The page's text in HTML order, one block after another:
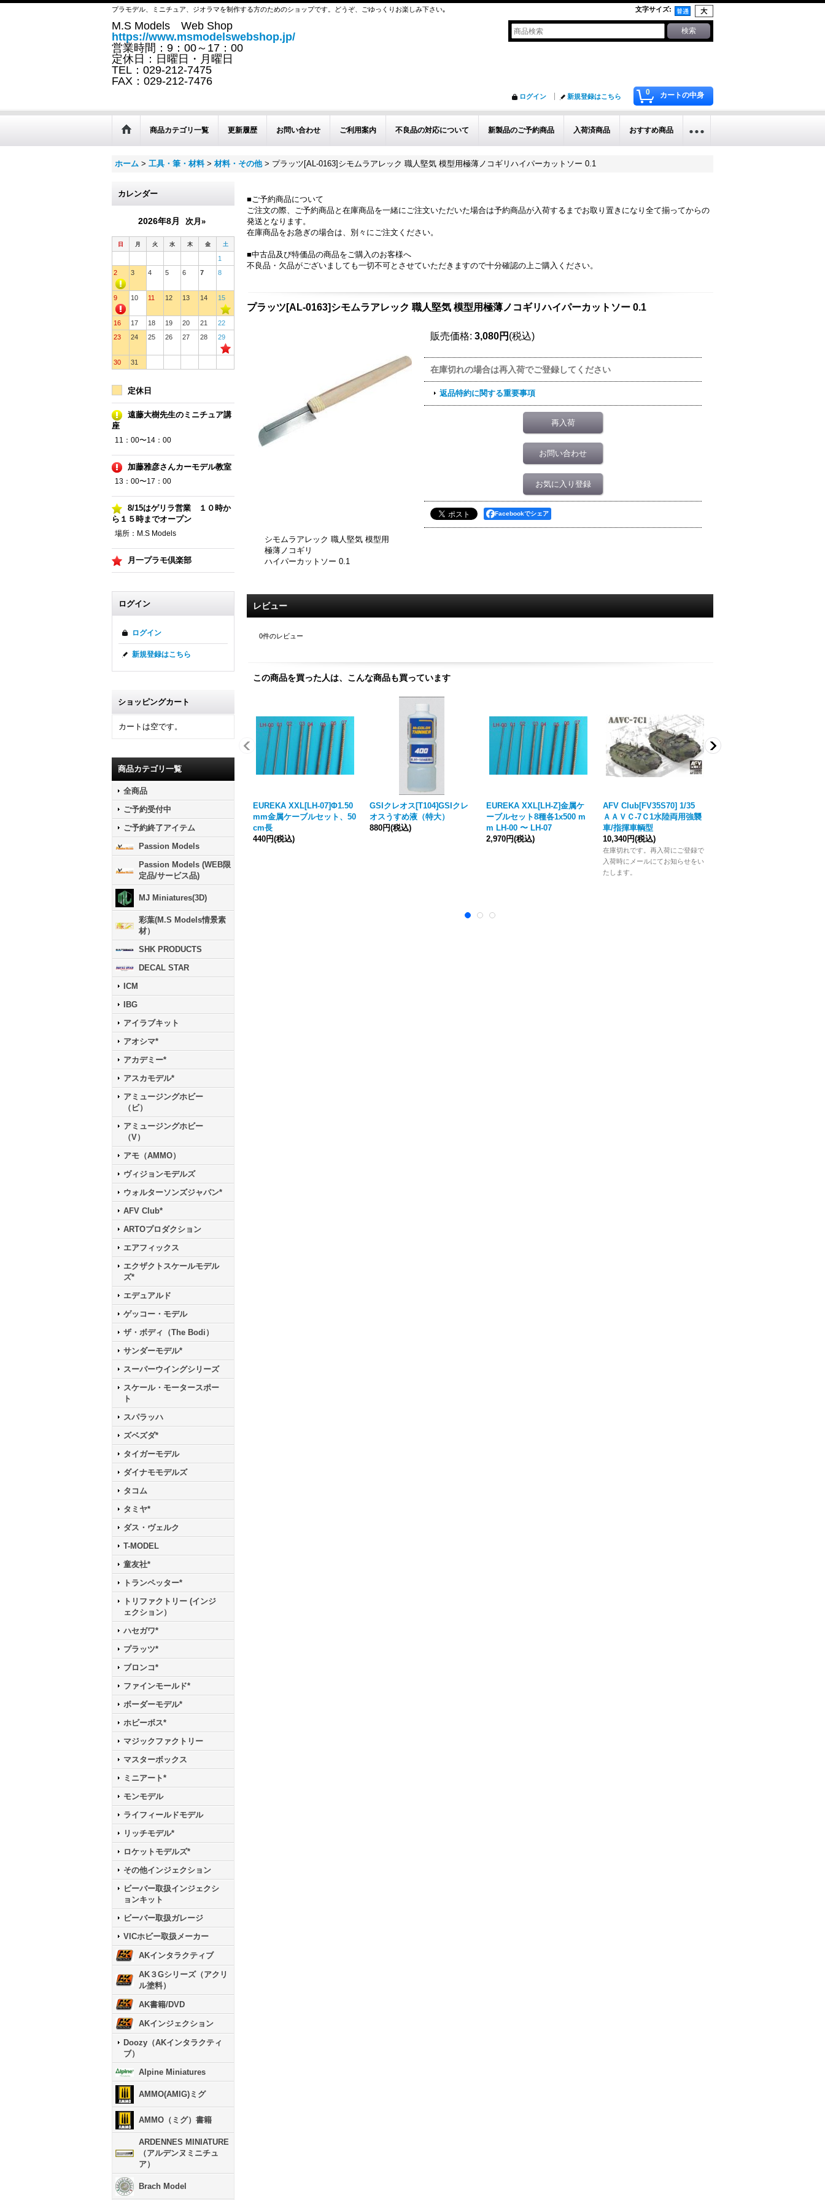
プラモデル、ミニチュア、ジオラマを制作する方のためのショップです。どうぞ、ごゆっくりお楽しみ下さい｡ 文字サイズ:
M.S Models Web Shop
https://www.msmodelswebshop.jp/
営業時間：9：00～17：00
定休日：日曜日・月曜日
TEL：029-212-7475
FAX：029-212-7476
0 カートの中身
ログイン 新規登録はこちら
商品カテゴリ一覧 更新履歴 お問い合わせ ご利用案内 不良品の対応について 新製品のご予約商品 入荷済商品 おすすめ商品
ホーム > 工具・筆・材料 > 材料・その他 > プラッツ[AL-0163]シモムラアレック 職人堅気 模型用極薄ノコギリハイパーカットソー 0.1
カレンダー
2026年8月 次月»
日 月 火 水 木 金 土
1
2
3 4 5 6 7 8
9 10 11 12 13 14 15
16 17 18 19 20 21
22
23
24 25 26 27 28 29
30 31
定休日
遠藤大樹先生のミニチュア講
座
11：00〜14：00
加藤雅彦さんカーモデル教室
13：00〜17：00
8/15はゲリラ営業 １０時か
ら１５時までオープン
場所：M.S Models
月一プラモ倶楽部
ログイン
ログイン
新規登録はこちら
ショッピングカート
カートは空です。
商品カテゴリ一覧
全商品
ご予約受付中
ご予約終了アイテム
Passion Models
Passion Models (WEB限
定品/サービス品)
MJ Miniatures(3D)
彩葉(M.S Models情景素
材）
SHK PRODUCTS
DECAL STAR
ICM
IBG
アイラブキット
アオシマ*
アカデミー*
アスカモデル*
アミュージングホビー
（ビ）
アミュージングホビー
（V）
アモ（AMMO）
ヴィジョンモデルズ
ウォルターソンズジャパン*
AFV Club*
ARTOプロダクション
エアフィックス
エクザクトスケールモデル
ズ*
エデュアルド
ゲッコー・モデル
ザ・ボディ（The Bodi）
サンダーモデル*
スーパーウイングシリーズ
スケール・モータースポー
ト
スパラッハ
ズベズダ*
タイガーモデル
ダイナモモデルズ
タコム
タミヤ*
ダス・ヴェルク
T-MODEL
童友社*
トランペッター*
トリファクトリー (インジ
ェクション）
ハセガワ*
プラッツ*
ブロンコ*
ファインモールド*
ボーダーモデル*
ホビーボス*
マジックファクトリー
マスターボックス
ミニアート*
モンモデル
ライフィールドモデル
リッチモデル*
ロケットモデルズ*
その他インジェクション
ビーバー取扱インジェクシ
ョンキット
ビーバー取扱ガレージ
VICホビー取扱メーカー
AKインタラクティブ
AK３Gシリーズ（アクリ
ル塗料）
AK書籍/DVD
AKインジェクション
Doozy（AKインタラクティ
ブ）
Alpine Miniatures
AMMO(AMIG)ミグ
AMMO（ミグ）書籍
ARDENNES MINIATURE
（アルデンヌミニチュ
ア）
Brach Model
■ご予約商品について
ご注文の際、ご予約商品と在庫商品を一緒にご注文いただいた場合は予約商品が入荷するまでお取り置きになり全て揃ってからの
発送となります。
在庫商品をお急ぎの場合は、別々にご注文ください。
■中古品及び特価品の商品をご購入のお客様へ
不良品・欠品がございましても一切不可とさせていただきますので十分確認の上ご購入ください。
プラッツ[AL-0163]シモムラアレック 職人堅気 模型用極薄ノコギリハイパーカットソー 0.1
販売価格: 3,080円 (税込)
在庫切れの場合は再入荷でご登録してください
返品特約に関する重要事項
再入荷
お問い合わせ
お気に入り登録
Facebookでシェア
シモムラアレック 職人堅気 模型用
極薄ノコギリ
ハイパーカットソー 0.1
レビュー
0件のレビュー
この商品を買った人は、こんな商品も買っています
EUREKA XXL[LH-07]Φ1.50
mm金属ケーブルセット、50
cm長
440円(税込)
GSIクレオス[T104]GSIクレ
オスうすめ液（特大）
880円(税込)
EUREKA XXL[LH-Z]金属ケ
ーブルセット8種各1x500 m
m LH-00 〜 LH-07
2,970円(税込)
AFV Club[FV35S70] 1/35
ＡＡＶＣ-7Ｃ1水陸両用強襲
車/指揮車輌型
10,340円(税込)
在庫切れです。再入荷にご登録で
入荷時にメールにてお知らせをい
たします。